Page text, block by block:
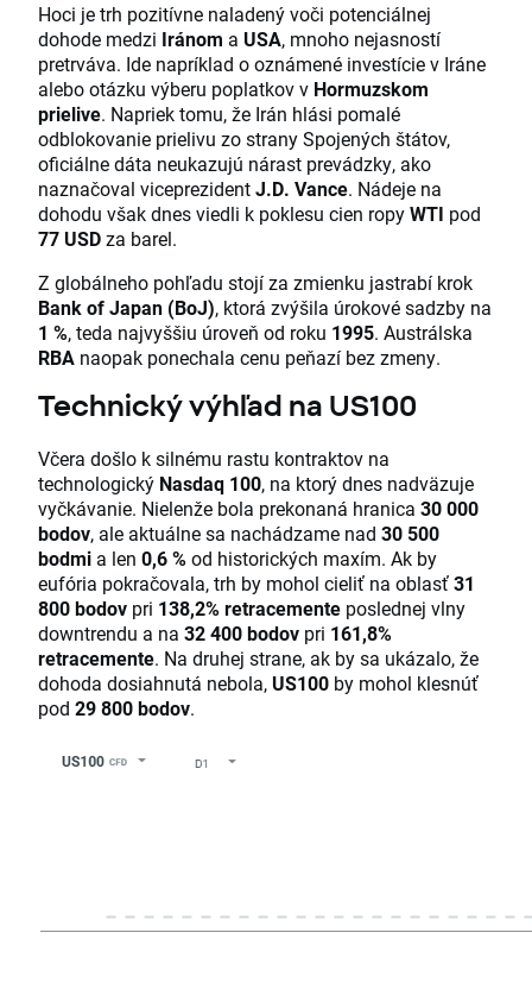
Hoci je trh pozitívne naladený voči potenciálnej
dohode medzi Iránom a USA, mnoho nejasností
pretrváva. Ide napríklad o oznámené investície v Iráne
alebo otázku výberu poplatkov v Hormuzskom
prielive. Napriek tomu, že Irán hlási pomalé
odblokovanie prielivu zo strany Spojených štátov,
oficiálne dáta neukazujú nárast prevádzky, ako
naznačoval viceprezidentJ.D. Vance. Nádeje na
dohodu však dnes viedli k poklesu cien ropyWTI pod
77 USDza barel.
Z globálneho pohľadu stojí za zmienku jastrabí krok
Bank of Japan (BoJ), ktorá zvýšila úrokové sadzby na
1 %, teda najvyššiu úroveň od roku 1995. Austrálska
RBA naopak ponechala cenu peňazí bez zmeny.
Technický výhľad na US100
Včera došlo k silnému rastu kontraktov na
technologický Nasdaq 100, na ktorý dnes nadväzuje
vyčkávanie. Nielenže bola prekonaná hranica 30 000
bodov, ale aktuálne sa nachádzame nad 30 500
bodmi a len 0,6 %od historických maxím. Ak by
eufória pokračovala, trh by mohol cieliť na oblasť31
800 bodov pri 138,2% retracemente poslednej vlny
downtrendu a na 32 400 bodov pri 161,8%
retracemente. Na druhej strane, ak by sa ukázalo, že
dohoda dosiahnutá nebola, US100 by mohol klesnúť
pod 29 800 bodov.